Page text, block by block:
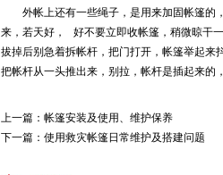
外帐上还有一些绳子，是用来加固帐篷
来，若天好， 好不要立即收帐篷，稍微晾干
拔掉后别急着拆帐杆，把门打开，帐篷举起来
把帐杆从一头推出来，别拉，帐杆是插起来的
上一篇： 帐篷安装及使用、维护保养
下一篇： 使用救灾帐篷日常维护及搭建问题